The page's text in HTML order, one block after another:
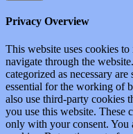
Privacy Overview
This website uses cookies
navigate through the
categorized as necessary
essential for the working of
also use third-party cookies
you use this website. These
only with your consent. You